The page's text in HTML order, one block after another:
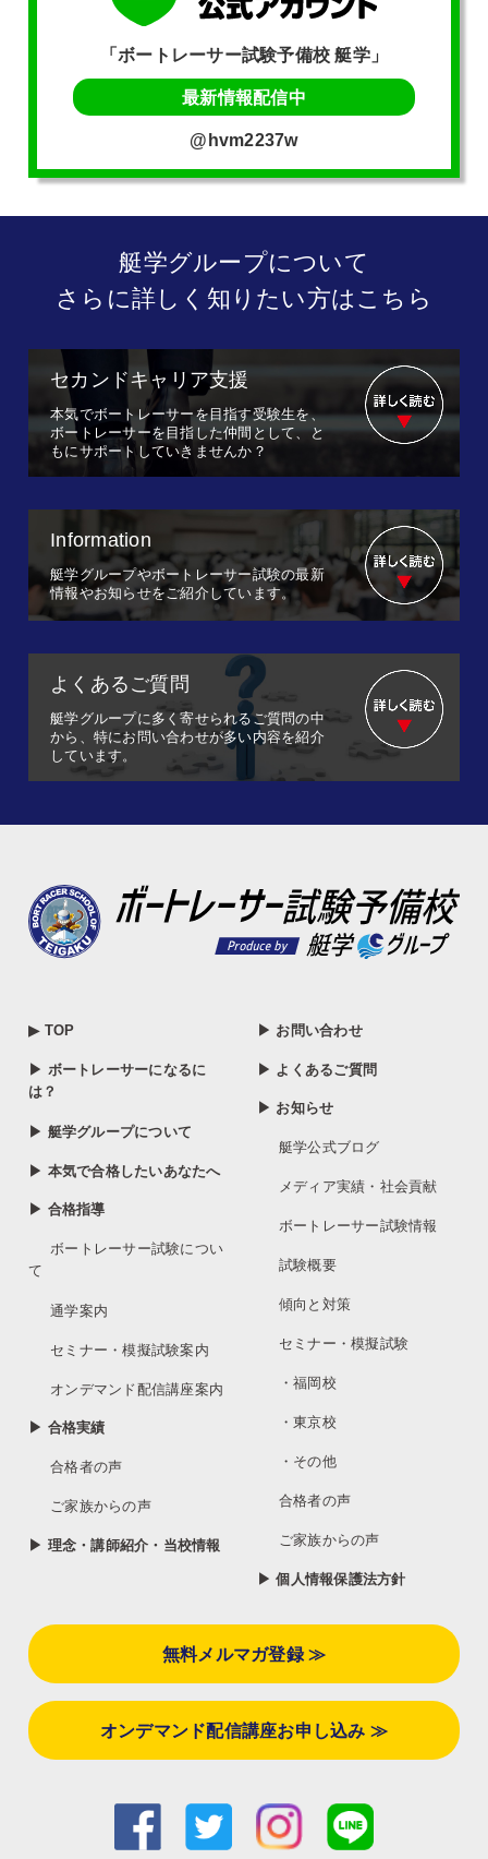
「ボートレーサー試験予備校 艇学」
最新情報配信中
@hvm2237w
艇学グループについて
さらに詳しく知りたい方はこちら
セカンドキャリア支援
本気でボートレーサーを目指す受験生を、
ボートレーサーを目指した仲間として、と
もにサポートしていきませんか？
Information
艇学グループやボートレーサー試験の最新
情報やお知らせをご紹介しています。
よくあるご質問
艇学グループに多く寄せられるご質問の中
から、特にお問い合わせが多い内容を紹介
しています。
▶ TOP
▶ ボートレーサーになるに
は？
▶ 艇学グループについて
▶ 本気で合格したいあなたへ
▶ 合格指導
ボートレーサー試験につい
て
通学案内
セミナー・模擬試験案内
オンデマンド配信講座案内
▶ 合格実績
合格者の声
ご家族からの声
▶ 理念・講師紹介・当校情報
▶ お問い合わせ
▶ よくあるご質問
▶ お知らせ
艇学公式ブログ
メディア実績・社会貢献
ボートレーサー試験情報
試験概要
傾向と対策
セミナー・模擬試験
・福岡校
・東京校
・その他
合格者の声
ご家族からの声
▶ 個人情報保護法方針
無料メルマガ登録 ≫
オンデマンド配信講座お申し込み ≫